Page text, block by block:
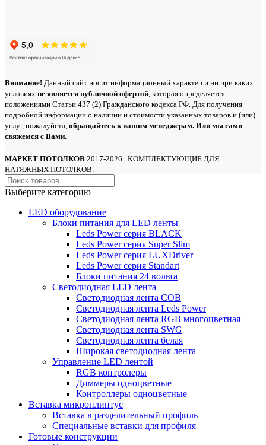
Внимание! Данный сайт носит информационный характер и ни при каких
условиях не является публичной офертой , которая определяется
положениями Статьи 437 (2) Гражданского кодекса РФ. Для получения
подробной информации о наличии и стоимости указанных товаров и (или)
услуг, пожалуйста, обращайтесь к нашим менеджерам. Или мы сами
свяжемся с Вами.
МАРКЕТ ПОТОЛКОВ 2017-2026 . КОМПЛЕКТУЮЩИЕ ДЛЯ
НАТЯЖНЫХ ПОТОЛКОВ.
Выберите категорию
LED оборудование
Блоки питания для LED ленты
Leds Power cерия BLACK
Leds Power cерия Super Slim
Leds Power серия LUXDriver
Leds Power серия Standart
Блоки питания 24 вольта
Светодиодная LED лента
Светодиодная лента COB
Светодиодная лента Leds Power
Светодиодная лента RGB многоцветная
Светодиодная лента SWG
Светодиодная лента белая
Широкая светодиодная лента
Управление LED лентой
RGB контролеры
Диммеры одноцветные
Контроллеры одноцветные
Вставка микроплинтус
Вставка в разделительный профиль
Специальные вставки для профиля
Готовые конструкции